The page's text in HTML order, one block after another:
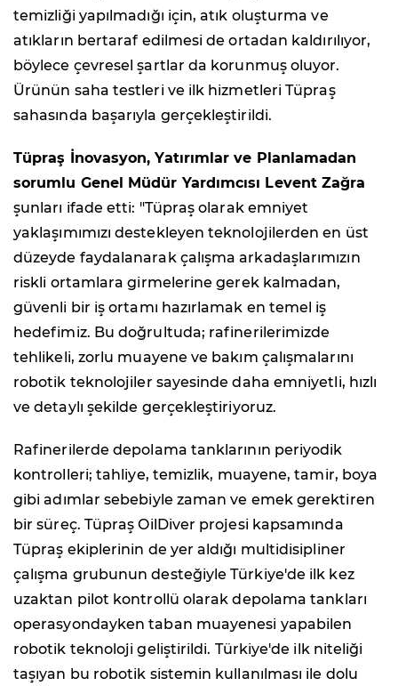
temizliği yapılmadığı için, atık oluşturma ve
atıkların bertaraf edilmesi de ortadan kaldırılıyor,
böylece çevresel şartlar da korunmuş oluyor.
Ürünün saha testleri ve ilk hizmetleri Tüpraş
sahasında başarıyla gerçekleştirildi.
Tüpraş İnovasyon, Yatırımlar ve Planlamadan
sorumlu Genel Müdür Yardımcısı Levent Zağra
şunları ifade etti: "Tüpraş olarak emniyet
yaklaşımımızı destekleyen teknolojilerden en üst
düzeyde faydalanarak çalışma arkadaşlarımızın
riskli ortamlara girmelerine gerek kalmadan,
güvenli bir iş ortamı hazırlamak en temel iş
hedefimiz. Bu doğrultuda; rafinerilerimizde
tehlikeli, zorlu muayene ve bakım çalışmalarını
robotik teknolojiler sayesinde daha emniyetli, hızlı
ve detaylı şekilde gerçekleştiriyoruz.
Rafinerilerde depolama tanklarının periyodik
kontrolleri; tahliye, temizlik, muayene, tamir, boya
gibi adımlar sebebiyle zaman ve emek gerektiren
bir süreç. Tüpraş OilDiver projesi kapsamında
Tüpraş ekiplerinin de yer aldığı multidisipliner
çalışma grubunun desteğiyle Türkiye'de ilk kez
uzaktan pilot kontrollü olarak depolama tankları
operasyondayken taban muayenesi yapabilen
robotik teknoloji geliştirildi. Türkiye'de ilk niteliği
taşıyan bu robotik sistemin kullanılması ile dolu